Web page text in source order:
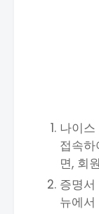
나이
접속
면, 회
증명
뉴에